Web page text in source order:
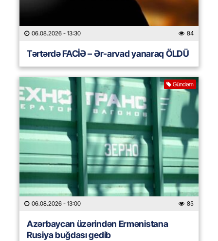
06.08.2026 - 13:30 84
Tərtərdə FACİƏ – Ər-arvad yanaraq ÖLDÜ
Gündəm
06.08.2026 - 13:00 85
Azərbaycan üzərindən Ermənistana
Rusiya buğdası gedib